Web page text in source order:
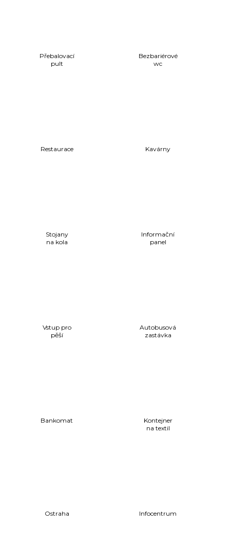
Přebalovací
pult
Bezbariérové
wc
Restaurace Kavárny
Stojany
na kola
Informační
panel
Vstup pro
pěší
Autobusová
zastávka
Bankomat
Kontejner
na textil
Ostraha Infocentrum